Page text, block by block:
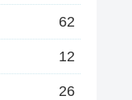
62
12
26